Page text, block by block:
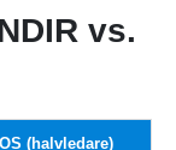
vs.
(halvledare)